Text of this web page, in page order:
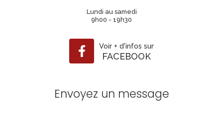
Lundi au samedi
9h00 - 19h30
Voir + d'infos sur
FACEBOOK
Envoyez un message